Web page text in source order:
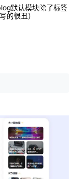
默认模块除了标签
的很丑）